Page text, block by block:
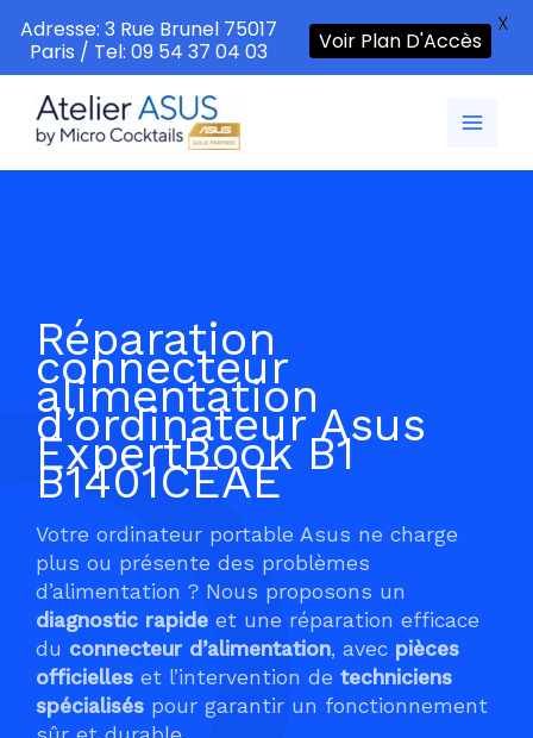
contenu
Réparation
connecteur
alimentation
d’ordinateur Asus
ExpertBook B1
B1401CEAE
Votre ordinateur portable Asus ne charge
plus ou présente des problèmes
d’alimentation ? Nous proposons un
diagnostic rapide et une réparation efficace
du connecteur d’alimentation, avec pièces
officielles et l’intervention de techniciens
spécialisés pour garantir un fonctionnement
Adresse: 3 Rue Brunel 75017
Paris / Tel: 09 54 37 04 03
Voir Plan D'Accès
X